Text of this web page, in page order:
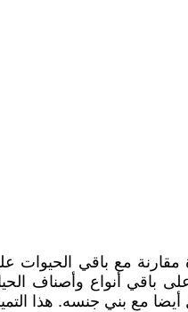
مقارنة مع باقي
باقي أنواع وأصناف
مع بني جنسه. هذا